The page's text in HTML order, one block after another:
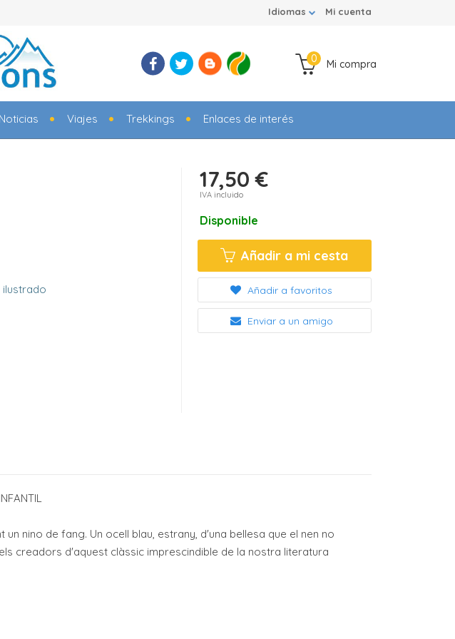
Mi cuenta
Idiomas
Mi compra
0
Viajes Trekkings Enlaces de interés
ilustrado
17,50 €
IVA incluido
Disponible
Añadir a mi cesta
Añadir a favoritos
Enviar a un amigo
nino de fang. Un ocell blau, estrany, d'una bellesa que el nen no
creadors d'aquest clàssic imprescindible de la nostra literatura